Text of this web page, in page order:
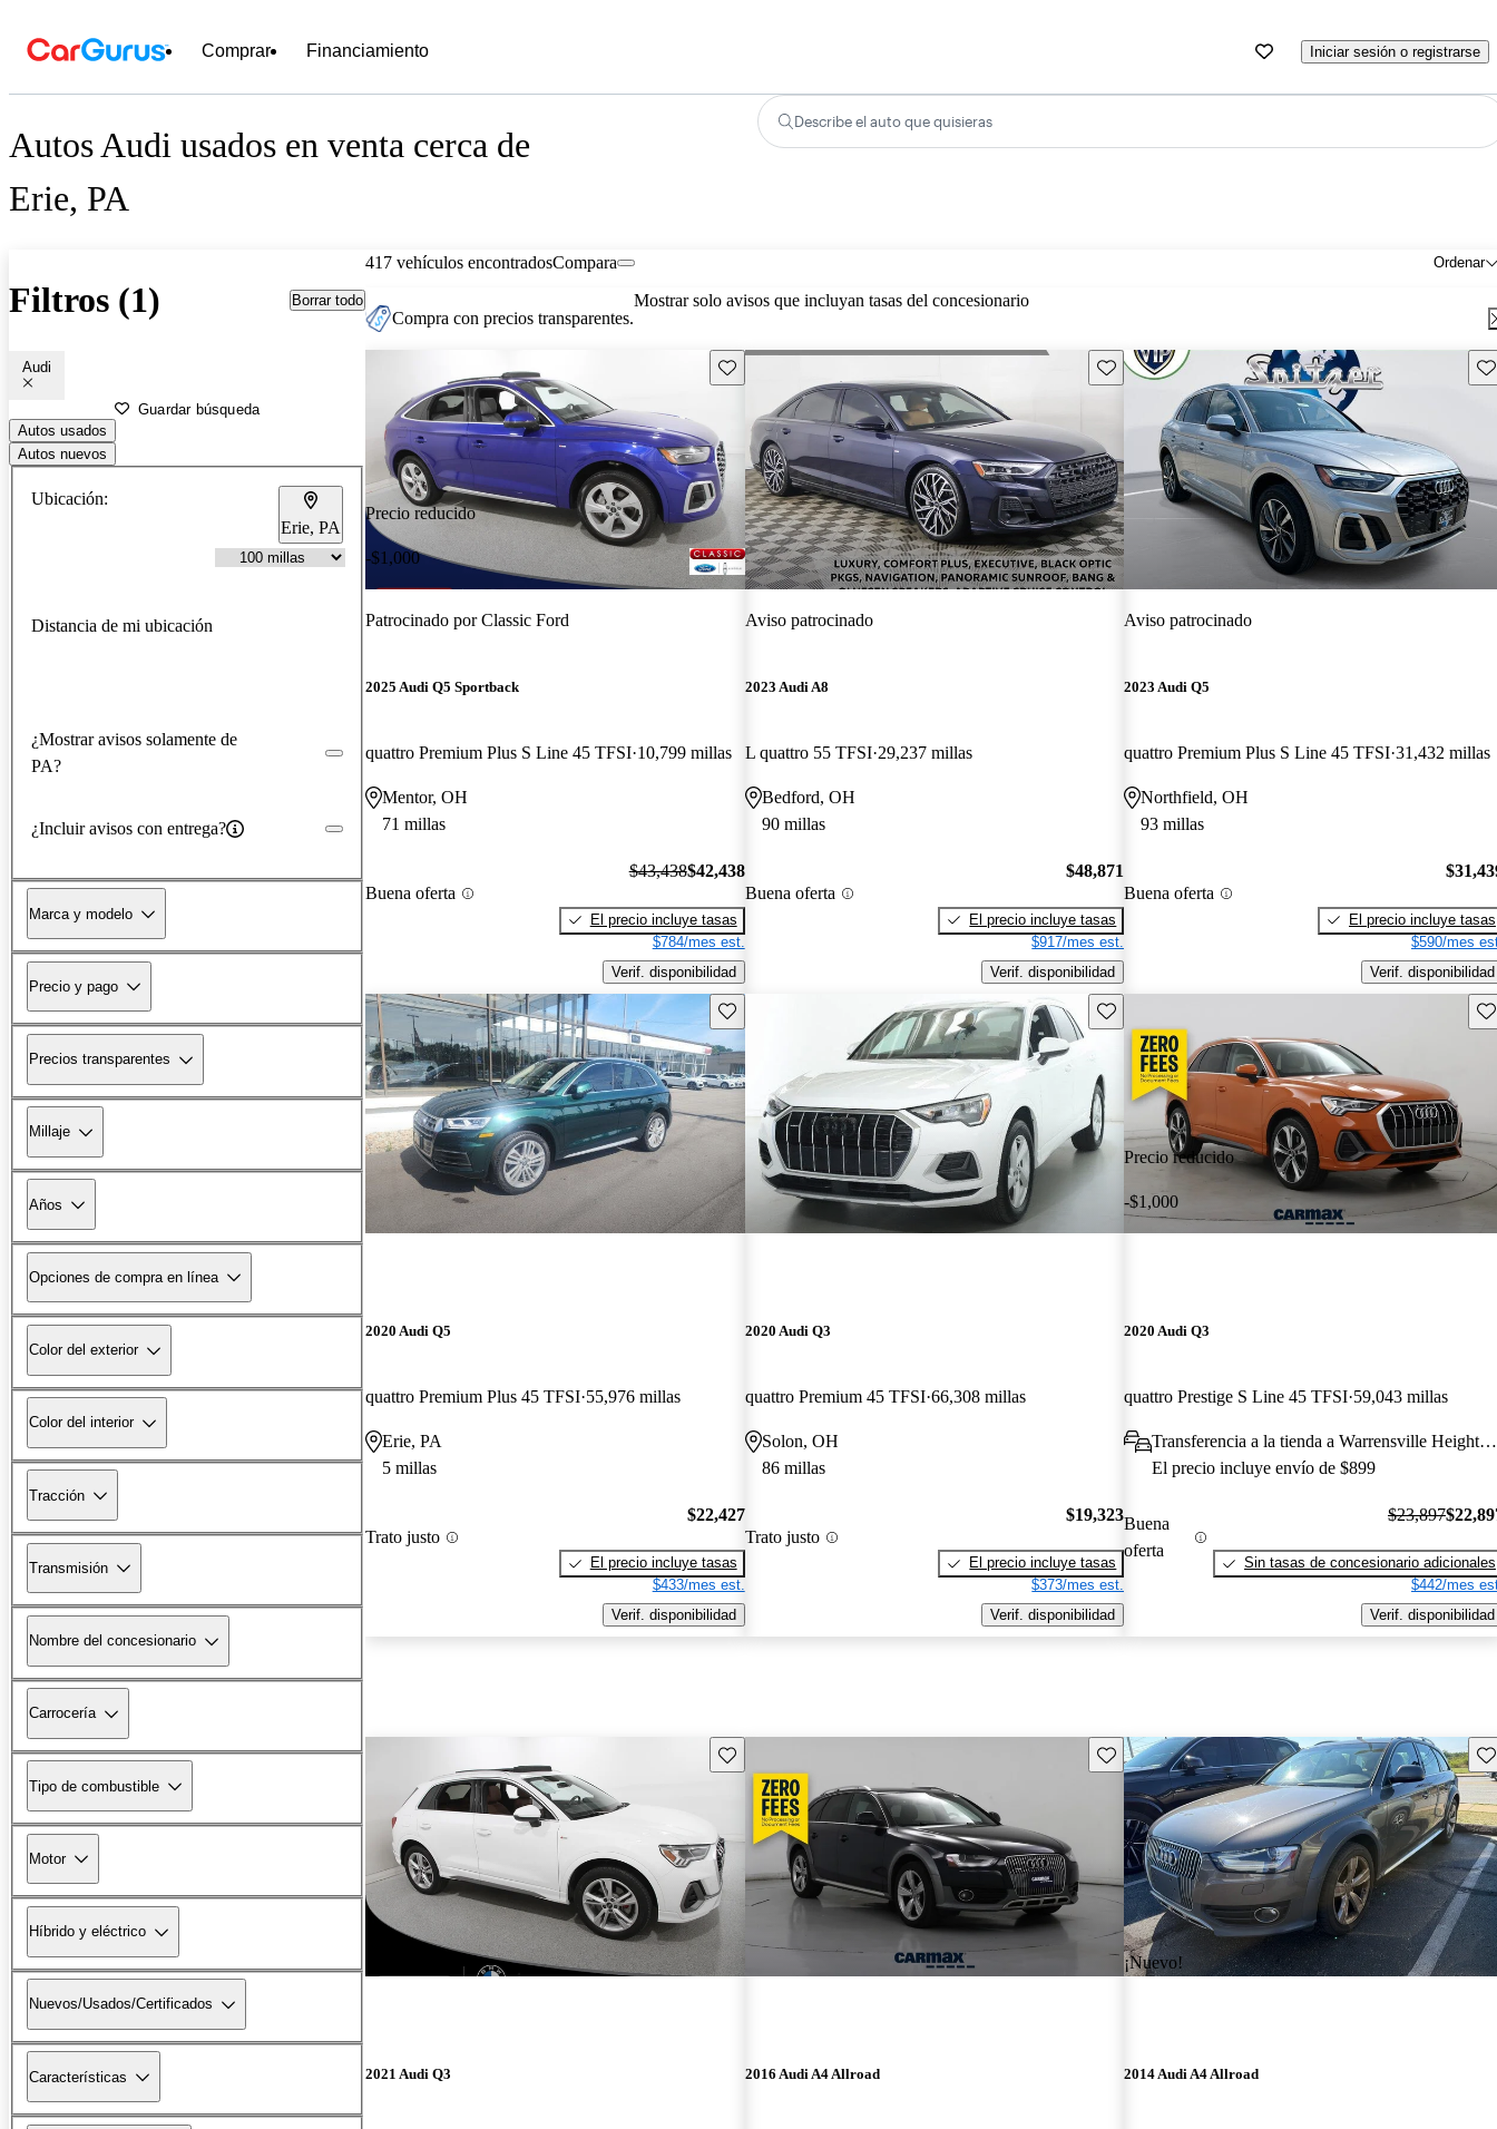
Comprar Financiamiento Iniciar sesión o registrarse
Autos Audi usados en venta cerca de
Erie, PA
Describe el auto que quisieras
Filtros (1) Borrar todo
Audi
Guardar búsqueda
Autos usados
Autos nuevos
Ubicación:
Erie, PA
Distancia de mi ubicación
¿Mostrar avisos solamente de
PA?
¿Incluir avisos con entrega?
Marca y modelo
Precio y pago
Precios transparentes
Millaje
Años
Opciones de compra en línea
Color del exterior
Color del interior
Tracción
Transmisión
Nombre del concesionario
Carrocería
Tipo de combustible
Motor
Híbrido y eléctrico
Nuevos/Usados/Certificados
Características
417 vehículos encontrados Ordenar
Compara
Compra con precios transparentes.
Mostrar solo avisos que incluyan tasas del concesionario
Precio reducido
-$1,000
Guarda este Aviso
Patrocinado porClassic Ford
2025 Audi Q5 Sportback
quattro Premium Plus S Line 45 TFSI 10,799 millas
Mentor, OH
71 millas
Buena oferta
$43,438$42,438
El precio incluye tasas
$784/mes est.
Verif. disponibilidad
Guarda este Aviso
Aviso patrocinado
2023 Audi A8
L quattro 55 TFSI 29,237 millas
Bedford, OH
90 millas
Buena oferta
$48,871
El precio incluye tasas
$917/mes est.
Verif. disponibilidad
Aviso patrocinado
2023 Audi Q5
quattro Premium Plus S Line 45 TFSI 31,432 millas
Northfield, OH
93 millas
Buena oferta
El precio incluye tasas
$590/mes
Verif. disponibilidad
Guarda este Aviso
2020 Audi Q5
quattro Premium Plus 45 TFSI 55,976 millas
Erie, PA
5 millas
Trato justo
$22,427
El precio incluye tasas
$433/mes est.
Verif. disponibilidad
Guarda este Aviso
2020 Audi Q3
quattro Premium 45 TFSI 66,308 millas
Solon, OH
86 millas
Trato justo
$19,323
El precio incluye tasas
$373/mes est.
Verif. disponibilidad
Precio reducido
-$1,000
2020 Audi Q3
quattro Prestige S Line 45 TFSI 59,043 millas
Transferencia a la tienda a Warrensville Heights, OH
El precio incluye envío de $899
Buena
oferta
$23,897
Sin tasas de concesionario adicionales
$442/mes
Verif. disponibilidad
Guarda este Aviso
2021 Audi Q3
Guarda este Aviso
2016 Audi A4 Allroad
¡Nuevo!
2014 Audi A4 Allroad